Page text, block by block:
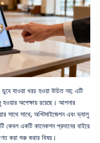
যাওয়া খরচ হওয়া উচিত নয়; এটি
হওয়ার অপেক্ষায় রয়েছে। আপনার
সাথে সাথে, অপ্টিমাইজেশন এবং ভ্যালু
একটি কানেকশন প্রদানের বাইরে
করা শুরু করার বিষয়।